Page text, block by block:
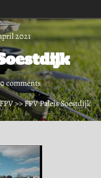
2021
comments
>> FPV Paleis Soestdijk